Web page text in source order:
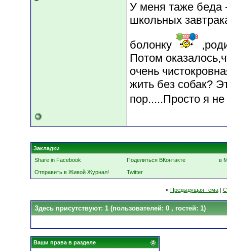
У меня таже беда
школьных
болонку
Потом
очень
жить без собак?
пор.....Просто я
Закладки
Share in Facebook
Поделиться ВКонтакте
в
Отправить в Живой Журнал!
Twitter
« Предыдущая тема|
Здесь присутствуют: 1 (пользователей: 0 , гостей: 1)
Ваши права в разделе